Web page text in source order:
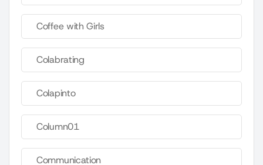
Coffee with Girls
Colabrating
Colapinto
Column01
Communication